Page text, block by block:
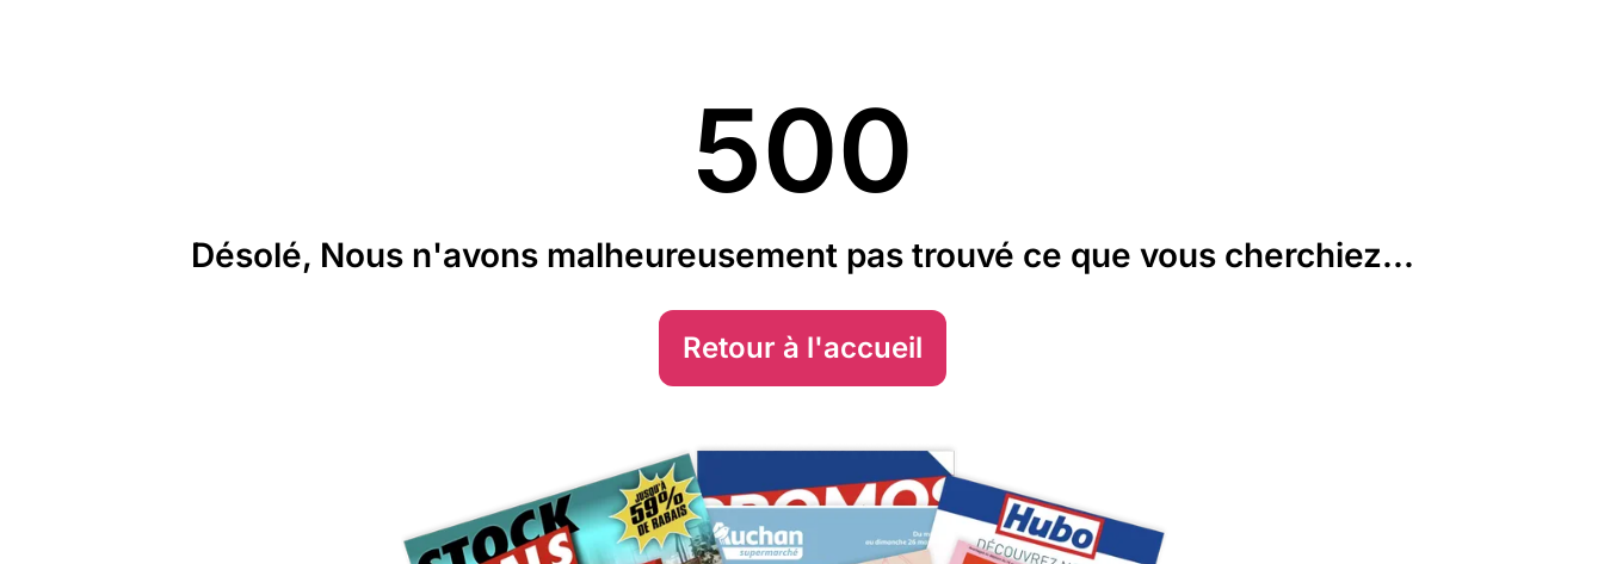
500
Désolé, Nous n'avons malheureusement pas trouvé ce que vous cherchiez...
Retour à l'accueil